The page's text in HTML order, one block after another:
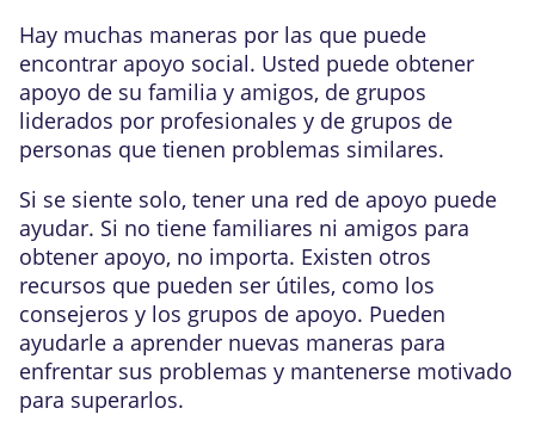
Hay muchas maneras por las que puede
encontrar apoyo social. Usted puede obtener
apoyo de su familia y amigos, de grupos
liderados por profesionales y de grupos de
personas que tienen problemas similares.
Si se siente solo, tener una red de apoyo puede
ayudar. Si no tiene familiares ni amigos para
obtener apoyo, no importa. Existen otros
recursos que pueden ser útiles, como los
consejeros y los grupos de apoyo. Pueden
ayudarle a aprender nuevas maneras para
enfrentar sus problemas y mantenerse motivado
para superarlos.